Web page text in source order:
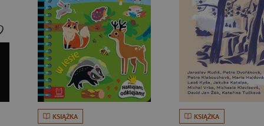
KSIĄŻKA KSIĄŻKA